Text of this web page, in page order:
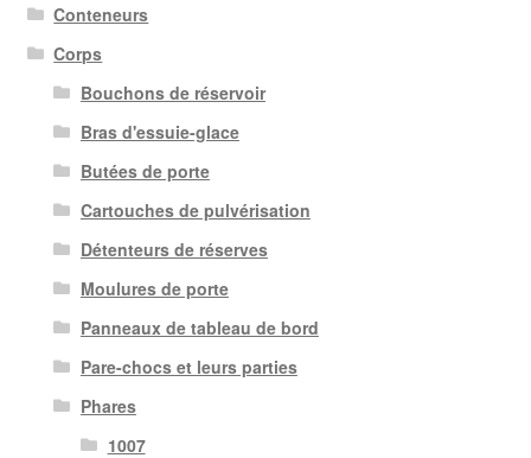
Conteneurs
Corps
Bouchons de réservoir
Bras d'essuie-glace
Butées de porte
Cartouches de pulvérisation
Détenteurs de réserves
Moulures de porte
Panneaux de tableau de bord
Pare-chocs et leurs parties
Phares
1007